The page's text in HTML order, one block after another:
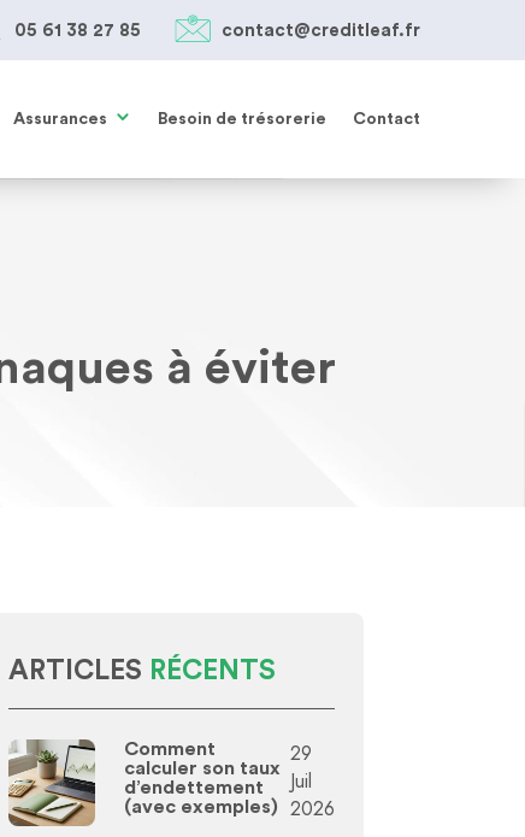
05 61 38 27 85 contact@creditleaf.fr
Assurances Besoin de trésorerie Contact
à éviter
ARTICLES RÉCENTS
Comment
calculer son taux
d’endettement
(avec exemples)
29
Juil
2026